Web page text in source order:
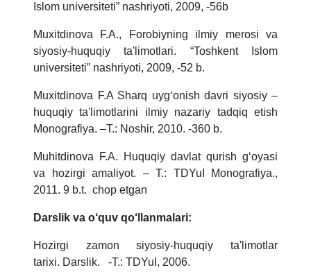
Islom universiteti” nashriyoti, 2009, -56b
Muxitdinova F.A., Forobiyning ilmiy merosi va
siyosiy-huquqiy ta'limotlari. “Toshkent Islom
universiteti” nashriyoti, 2009, -52 b.
Muxitdinova F.A Sharq uyg‘onish davri siyosiy –
huquqiy ta'limotlarini ilmiy nazariy tadqiq etish
Monografiya. –T.: Noshir, 2010. -360 b.
Muhitdinova F.A. Huquqiy davlat qurish g‘oyasi
va hozirgi amaliyot. – T.: TDYuI Monografiya.,
2011. 9 b.t. chop etgan
Darslik va o‘quv qo‘llanmalari:
Hozirgi zamon siyosiy-huquqiy ta'limotlar
tarixi. Darslik. -T.: TDYuI, 2006.